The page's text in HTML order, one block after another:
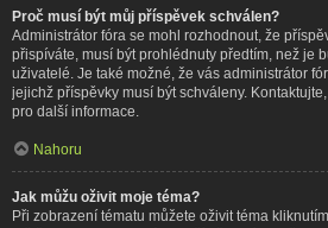
Proč musí být můj příspěvek schválen?
Administrátor fóra se mohl rozhodnout, že
přispíváte, musí být prohlédnuty předtím, než je
uživatelé. Je také možné, že vás administrátor
jejichž příspěvky musí být schváleny.
pro další informace.
Nahoru
Jak můžu oživit moje téma?
Při zobrazení tématu můžete oživit téma